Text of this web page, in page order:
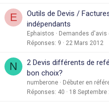
E
Outils de Devis /
indépendants
Ephaistos
Demandes
Réponses 9 22 Mars 2012
N
2 Devis différents de
bon choix?
numberone
Débuter en
Réponses 40 18 Septembre